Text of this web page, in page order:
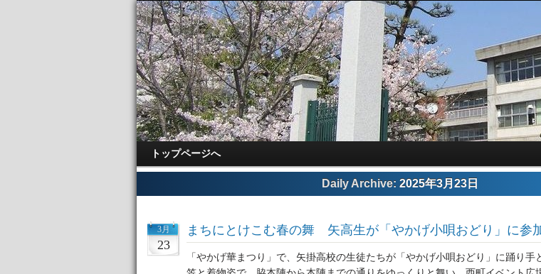
トップページへ
Daily Archive: 2025年3月23日
3月
23
まちにとけこむ春の舞 矢高生が「やかげ小唄おどり」に参
「やかげ華まつり」で、矢掛高校の生徒たちが「やかげ小唄おどり」に踊り手